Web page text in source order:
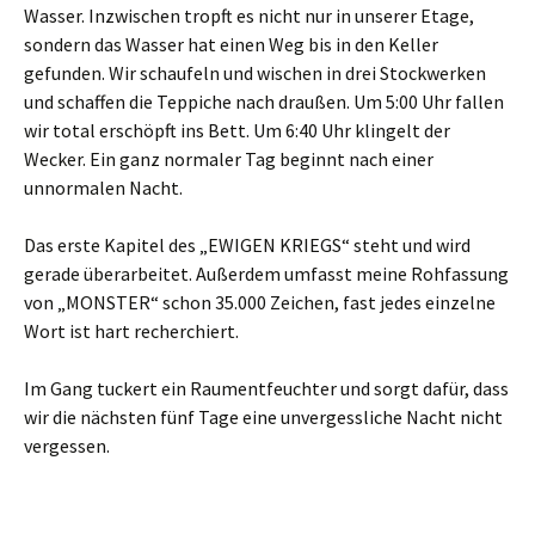
Wasser. Inzwischen tropft es nicht nur in unserer Etage,
sondern das Wasser hat einen Weg bis in den Keller
gefunden. Wir schaufeln und wischen in drei Stockwerken
und schaffen die Teppiche nach draußen. Um 5:00 Uhr fallen
wir total erschöpft ins Bett. Um 6:40 Uhr klingelt der
Wecker. Ein ganz normaler Tag beginnt nach einer
unnormalen Nacht.
Das erste Kapitel des „EWIGEN KRIEGS“ steht und wird
gerade überarbeitet. Außerdem umfasst meine Rohfassung
von „MONSTER“ schon 35.000 Zeichen, fast jedes einzelne
Wort ist hart recherchiert.
Im Gang tuckert ein Raumentfeuchter und sorgt dafür, dass
wir die nächsten fünf Tage eine unvergessliche Nacht nicht
vergessen.